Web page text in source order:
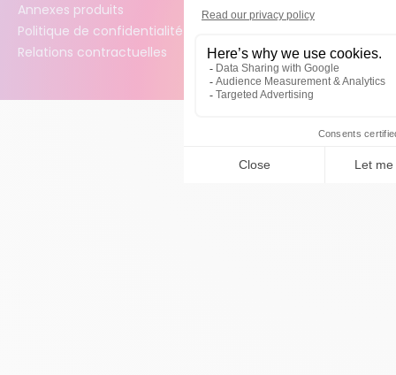
Annexes produits
Politique de confidentialité des données
Relations contractuelles